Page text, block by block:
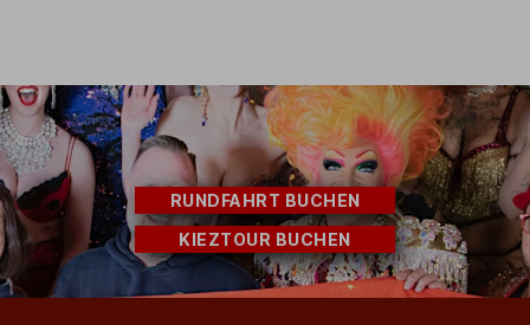
RUNDFAHRT BUCHEN
KIEZTOUR BUCHEN